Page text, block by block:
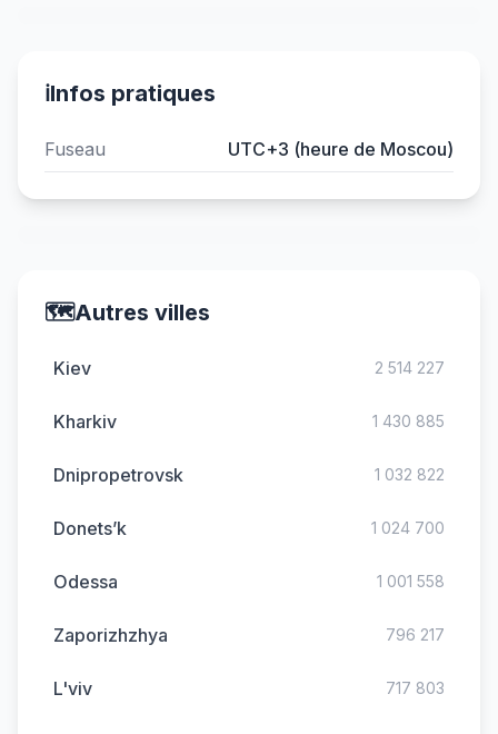
ℹ️Infos pratiques
Fuseau UTC+3 (heure de Moscou)
🗺️Autres villes
Kiev 2 514 227
Kharkiv 1 430 885
Dnipropetrovsk 1 032 822
Donets’k 1 024 700
Odessa 1 001 558
Zaporizhzhya 796 217
L'viv 717 803